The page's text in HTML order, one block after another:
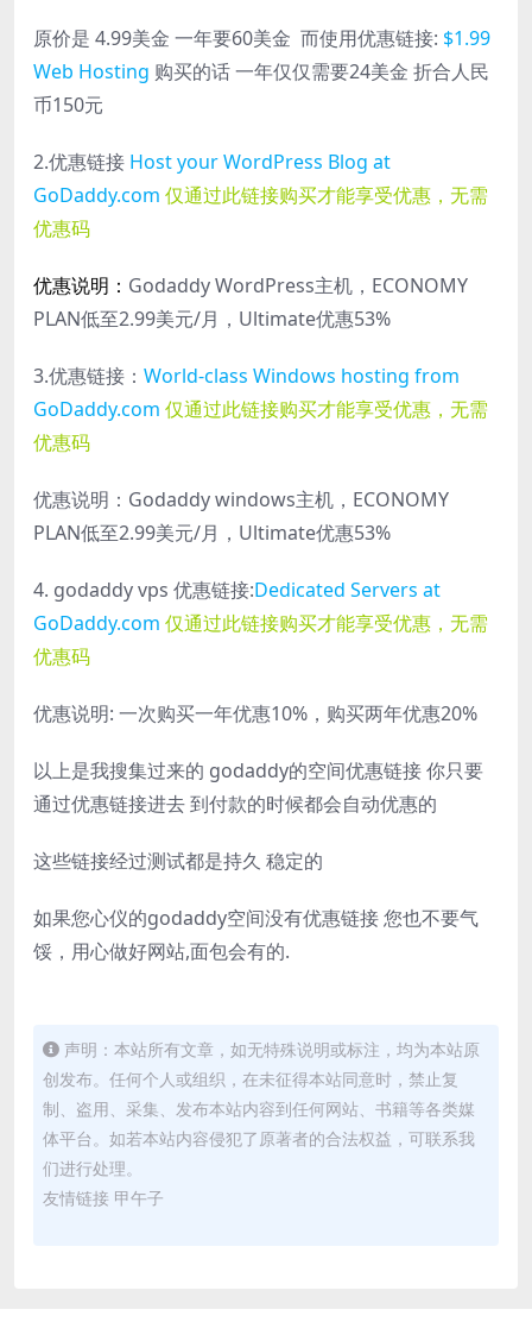
原价是 4.99美金 一年要60美金 而使用优惠链接: $1.99
Web Hosting 购买的话 一年仅仅需要24美金 折合人民
币150元
2.优惠链接 Host your WordPress Blog at
GoDaddy.com 仅通过此链接购买才能享受优惠，无需
优惠码
优惠说明： Godaddy WordPress主机，ECONOMY
PLAN低至2.99美元/月，Ultimate优惠53%
3.优惠链接： World-class Windows hosting from
GoDaddy.com 仅通过此链接购买才能享受优惠，无需
优惠码
优惠说明：Godaddy windows主机，ECONOMY
PLAN低至2.99美元/月，Ultimate优惠53%
4. godaddy vps 优惠链接:Dedicated Servers at
GoDaddy.com 仅通过此链接购买才能享受优惠，无需
优惠码
优惠说明: 一次购买一年优惠10%，购买两年优惠20%
以上是我搜集过来的 godaddy的空间优惠链接 你只要
通过优惠链接进去 到付款的时候都会自动优惠的
这些链接经过测试都是持久 稳定的
如果您心仪的godaddy空间没有优惠链接 您也不要气
馁，用心做好网站,面包会有的.
声明：本站所有文章，如无特殊说明或标注，均为本站原
创发布。任何个人或组织，在未征得本站同意时，禁止复
制、盗用、采集、发布本站内容到任何网站、书籍等各类媒
体平台。如若本站内容侵犯了原著者的合法权益，可联系我
们进行处理。
友情链接 甲午子